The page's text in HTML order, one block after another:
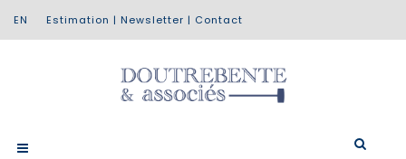
Estimation | Newsletter | Contact